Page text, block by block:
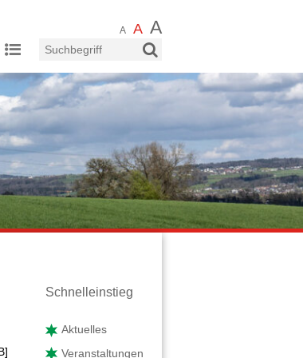
ASchrift verkleinern
ASchrift zurücksetzen
ASchrift
IndexSuchbegriff Suche starten
Sidebar
Schnelleinstieg
Aktuelles
Veranstaltungen